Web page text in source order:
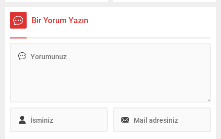
kullanan Mosso’nun abone
sayısı ve buradan elde ettiği
Bir Yorum Yazın